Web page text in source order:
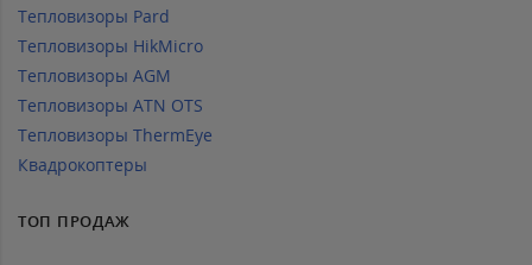
Тепловизоры Pard
Тепловизоры HikMicro
Тепловизоры AGM
Тепловизоры ATN OTS
Тепловизоры ThermEye
Квадрокоптеры
ТОП ПРОДАЖ